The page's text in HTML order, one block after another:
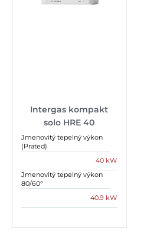
Intergas kompakt
solo HRE 40
Jmenovitý tepelný výkon
(Prated)
40 kW
Jmenovitý tepelný výkon
80/60°
40.9 kW